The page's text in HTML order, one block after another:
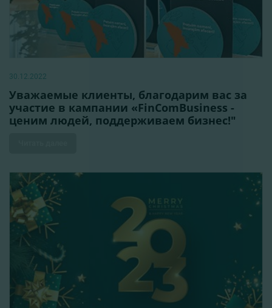
30.12.2022
Уважаемые клиенты, благодарим вас за
участие в кампании «FinComBusiness -
ценим людей, поддерживаем бизнес!"